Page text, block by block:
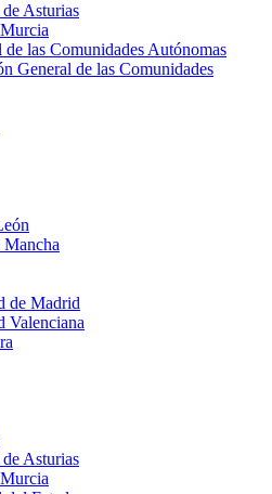
Asturias
las Comunidades Autónomas
General de las Comunidades
de Madrid
Valenciana
Asturias